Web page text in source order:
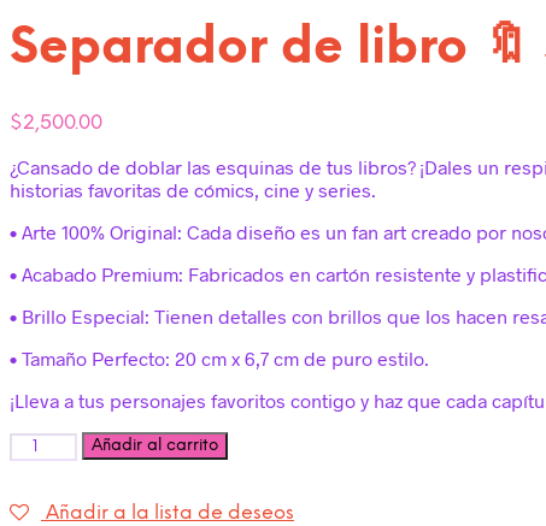
Separador de libro 🔖
$2,500.00
¿Cansado de doblar las esquinas de tus libros? ¡Dales un
historias favoritas de cómics, cine y series.
• Arte 100% Original: Cada diseño es un fan art creado por
• Acabado Premium: Fabricados en cartón resistente y
• Brillo Especial: Tienen detalles con brillos que los hacen
• Tamaño Perfecto: 20 cm x 6,7 cm de puro estilo.
¡Lleva a tus personajes favoritos contigo y haz que cada
CantidadAñadir al carrito
Añadir a la lista de deseos